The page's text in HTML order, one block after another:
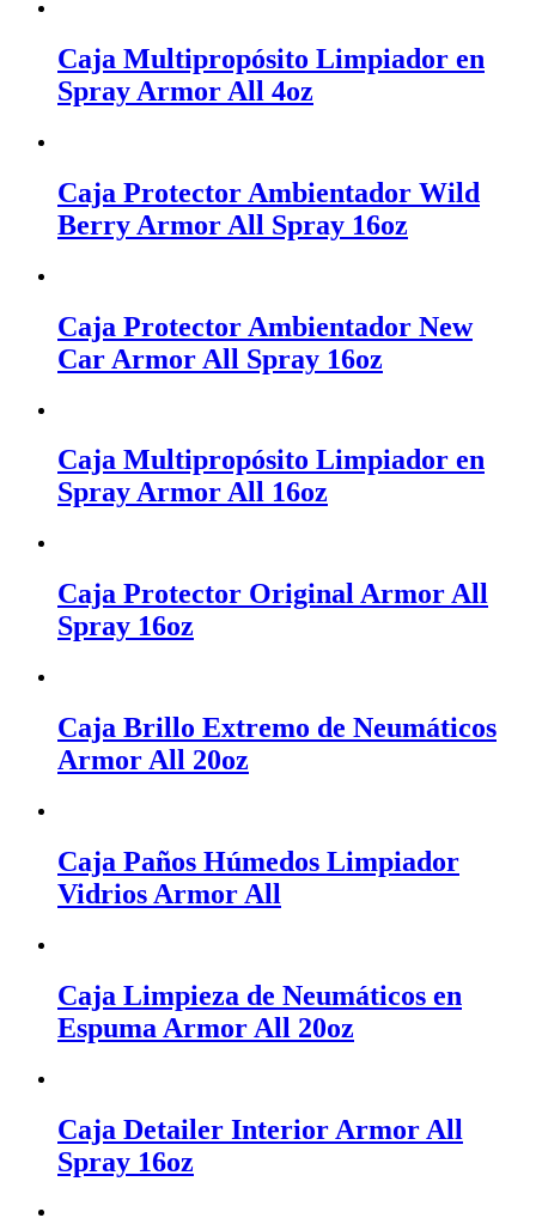
Caja Multipropósito Limpiador en
Spray Armor All 4oz
Caja Protector Ambientador Wild
Berry Armor All Spray 16oz
Caja Protector Ambientador New
Car Armor All Spray 16oz
Caja Multipropósito Limpiador en
Spray Armor All 16oz
Caja Protector Original Armor All
Spray 16oz
Caja Brillo Extremo de Neumáticos
Armor All 20oz
Caja Paños Húmedos Limpiador
Vidrios Armor All
Caja Limpieza de Neumáticos en
Espuma Armor All 20oz
Caja Detailer Interior Armor All
Spray 16oz